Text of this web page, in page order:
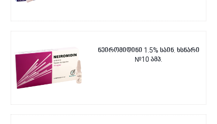
ნეირომიდინი 1.5% საინ. ხსნარი
№10 ამპ.